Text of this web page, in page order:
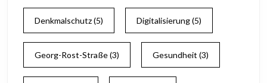
Denkmalschutz(5) Digitalisierung(5)
Georg-Rost-Straße(3) Gesundheit (3)